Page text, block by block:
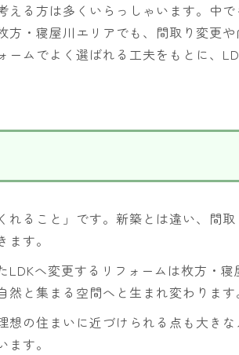
る方は多くいらっしゃいます。中
・寝屋川エリアでも、間取り変更
ムでよく選ばれる工夫をもとに、
ること」です。新築とは違い、間
す。
へ変更するリフォームは枚方・
と集まる空間へと生まれ変わります
の住まいに近づけられる点も大き
す。